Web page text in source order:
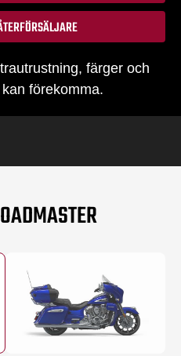
färger och
förekomma.